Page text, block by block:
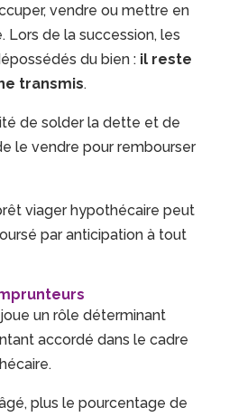
vendre ou mettre en
Lors de la succession, les
du bien : il reste
transmis.
de solder la dette et de
le vendre pour rembourser
viager hypothécaire peut
par anticipation à tout
joue un rôle déterminant
accordé dans le cadre
plus le pourcentage de